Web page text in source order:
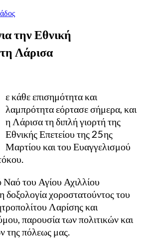
την Εθνική
Λάρισα
ε κάθε επισημότητα και
λαμπρότητα εόρτασε σήμερα, και
η Λάρισα τη διπλή γιορτή της
Εθνικής Επετείου της 25ης
Μαρτίου και του Ευαγγελισμού
του Αγίου Αχιλλίου
δοξολογία χοροστατούντος του
Λαρίσης και
παρουσία των πολιτικών και
της πόλεως μας.